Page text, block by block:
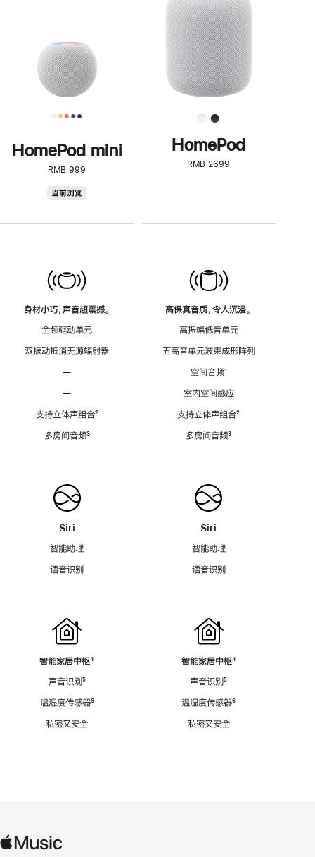
HomePod mini
RMB 999
当前浏览
身材小巧，声音超震撼。
全频驱动单元
双振动抵消无源辐射器
—
—
支持立体声组合脚
²
多房间音频脚
³
Siri
智能助理
语音识别
智能家居中枢脚
⁴
声音识别脚
⁵
温湿度传感器脚
⁶
私密又安全
了
解
HomePod<
HomePod
RMB 2699
高保真音质，令人沉浸。
高振幅低音单元
五高音单元波束成形阵列
空间音频脚
¹
室内空间感应
支持立体声组合脚
²
多房间音频脚
³
Siri
智能助理
语音识别
智能家居中枢脚
⁴
声音识别脚
⁵
温湿度传感器脚
⁶
私密又安全